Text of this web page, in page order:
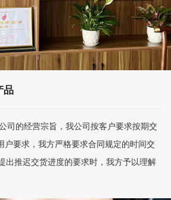
品
司的经营宗旨，我公司按客户要求按期交
户要求，我方严格要求合同规定的时间交
出推迟交货进度的要求时，我方予以理解